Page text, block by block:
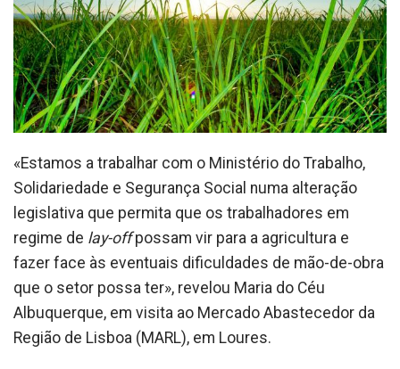
«Estamos a trabalhar com o Ministério do Trabalho,
Solidariedade e Segurança Social numa alteração
legislativa que permita que os trabalhadores em
regime de lay-offpossam vir para a agricultura e
fazer face às eventuais dificuldades de mão-de-obra
que o setor possa ter», revelou Maria do Céu
Albuquerque, em visita ao Mercado Abastecedor da
Região de Lisboa (MARL), em Loures.